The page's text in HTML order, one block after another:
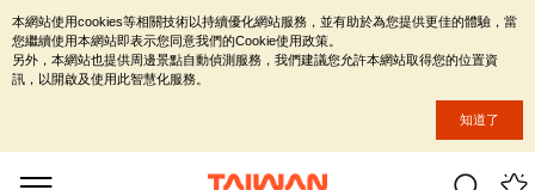
本網站使用cookies等相關技術以持續優化網站服務，並有助於為您提供更佳的體驗，當
您繼續使用本網站即表示您同意我們的Cookie使用政策。
另外，本網站也提供周邊景點自動偵測服務，我們建議您允許本網站取得您的位置資
訊，以開啟及使用此智慧化服務。
知道了